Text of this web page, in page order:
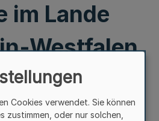
im Lande
Westfalen
Mehr
24. April 1951
Cookies verwendet. Sie können
zustimmen, oder nur solchen,